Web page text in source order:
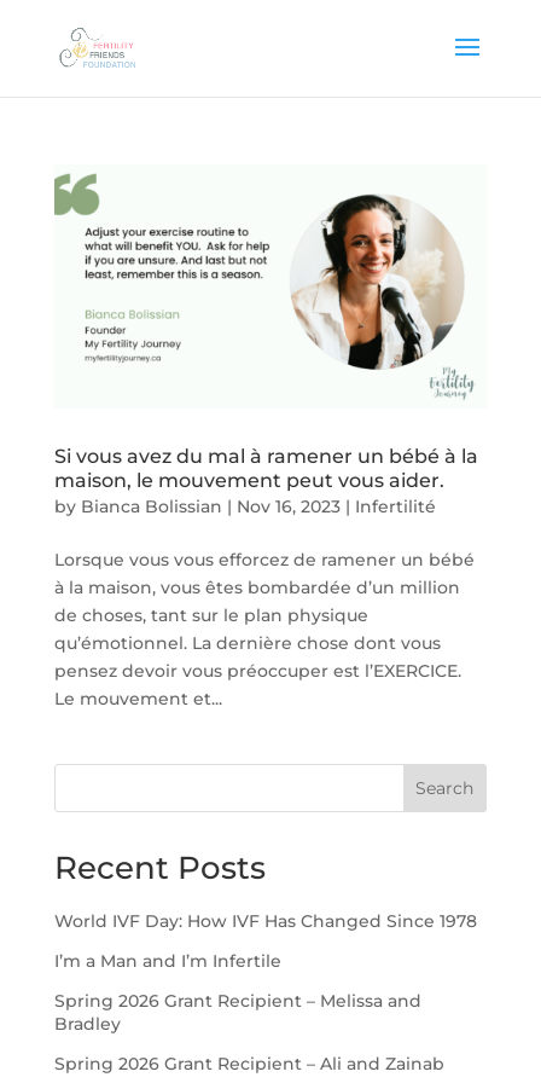
Si vous avez du mal à ramener un bébé à la
maison, le mouvement peut vous aider.
by Bianca Bolissian | Nov 16, 2023| Infertilité
Lorsque vous vous efforcez de ramener un bébé
à la maison, vous êtes bombardée d’un million
de choses, tant sur le plan physique
qu’émotionnel. La dernière chose dont vous
pensez devoir vous préoccuper est l’EXERCICE.
Le mouvement et...
Search
Recent Posts
World IVF Day: How IVF Has Changed Since 1978
I’m a Man and I’m Infertile
Spring 2026 Grant Recipient – Melissa and
Bradley
Spring 2026 Grant Recipient – Ali and Zainab